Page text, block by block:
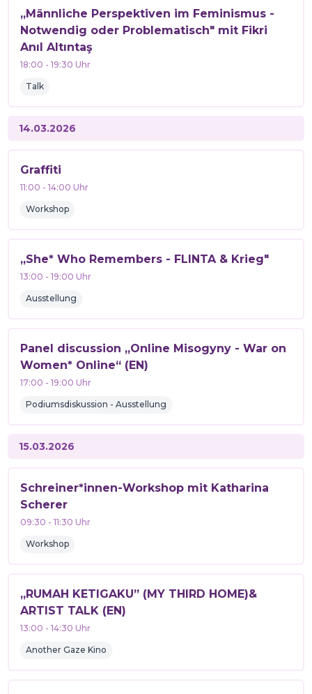
„Männliche Perspektiven im Feminismus -
Notwendig oder Problematisch" mit Fikri
Anıl Altıntaş
18:00 -19:30 Uhr
Talk
14.03.2026
Graffiti
11:00 -14:00 Uhr
Workshop
„She* Who Remembers - FLINTA & Krieg"
13:00 -19:00 Uhr
Ausstellung
Panel discussion „Online Misogyny - War on
Women* Online“ (EN)
17:00 -19:00 Uhr
Podiumsdiskussion - Ausstellung
15.03.2026
Schreiner*innen-Workshop mit Katharina
Scherer
09:30 -11:30 Uhr
Workshop
„RUMAH KETIGAKU” (MY THIRD HOME)&
ARTIST TALK (EN)
13:00 -14:30 Uhr
Another Gaze Kino